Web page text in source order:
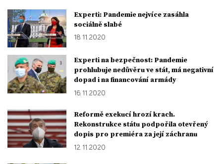
Experti: Pandemie nejvíce zasáhla
sociálně slabé
18. 11. 2020
Experti na bezpečnost: Pandemie
prohlubuje nedůvěru ve stát, má negativní
dopad i na financování armády
16. 11. 2020
Reformě exekucí hrozí krach.
Rekonstrukce státu podpořila otevřený
dopis pro premiéra za její záchranu
12. 11. 2020